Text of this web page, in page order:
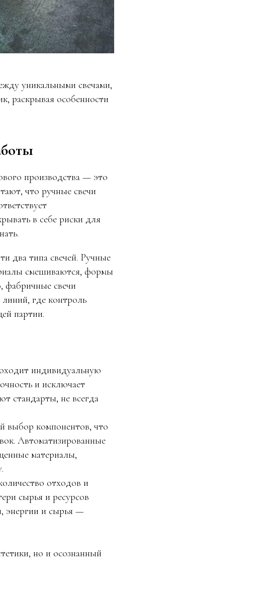
уникальными свечами,
раскрывая особенности
производства — это
что ручные свечи
в себе риски для
два типа свечей. Ручные
смешиваются, формы
фабричные свечи
где контроль
партии.
индивидуальную
и исключает
стандарты, не всегда
выбор компонентов, что
Автоматизированные
материалы,
отходов и
сырья и ресурсов
энергии и сырья —
но и осознанный